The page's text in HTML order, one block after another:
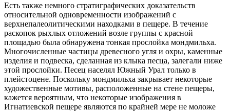
Есть также немного стратиграфических доказательств
относительной одновременности изображений с
верхнепалеолитическими находками в пещере. В течение
раскопок рыхлых отложений возле группы с красной
площадью была обнаружена тонкая прослойка мондмильха.
Многочисленные частицы древесного угля и охры, каменные
изделия и подвеска, сделанная из клыка песца, залегали ниже
этой прослойки. Песец населял Южный Урал только в
плейстоцене. Поскольку мондмильха закрывает некоторые
художественные мотивы, расположенные на стене пещеры,
кажется вероятным, что некоторые изображения в
Игнатиевской пещере являются по крайней мере не моложе